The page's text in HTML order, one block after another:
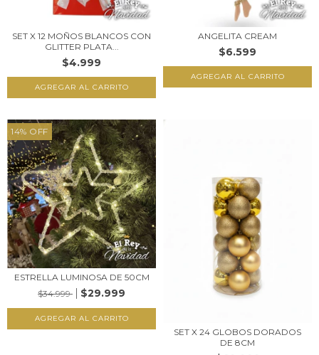
SET X 12 MOÑOS BLANCOS CON
GLITTER PLATA...
$4.999
ANGELITA CREAM
$6.599
14% OFF
ESTRELLA LUMINOSA DE 50CM
$34.999
$29.999
SET X 24 GLOBOS DORADOS
DE 8CM